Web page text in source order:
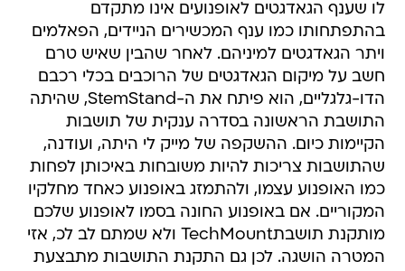
לו שענף הגאדגטים לאופנועים אינו מתקדם
בהתפתחותו כמו ענף המכשירים הניידים, הפאלמים
ויתר הגאדגטים למיניהם. לאחר שהבין שאיש טרם
חשב על מיקום הגאדגטים של הרוכבים בכלי רכבם
הדו-גלגליים, הוא פיתח את ה-StemStand, שהיתה
התושבת הראשונה בסדרה ענקית של תושבות
הקיימות כיום. ההשקפה של מייק לי היתה, ועודנה,
שהתושבות צריכות להיות משובחות באיכותן לפחות
כמו האופנוע עצמו, ולהתמזג באופנוע כאחד מחלקיו
המקוריים. אם באופנוע החונה בסמו לאופנוע שלכם
מותקנת תושבתTechMount ולא שמתם לב לכ, אזי
המטרה הושגה. לכן גם התקנת התושבות מתבצעת